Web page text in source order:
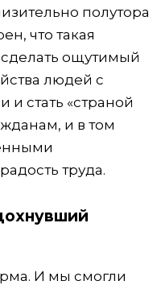
полутора
что такая
ощутимый
людей с
стать «страной
и в том
труда.
И мы смогли